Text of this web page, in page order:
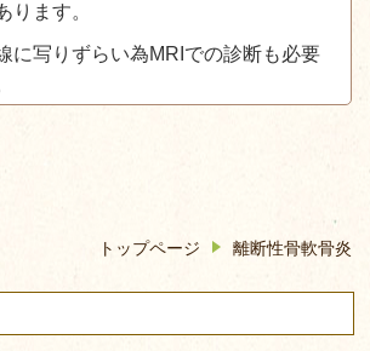
ります。
に写りずらい為MRIでの診断も必要
トップページ 離断性骨軟骨炎